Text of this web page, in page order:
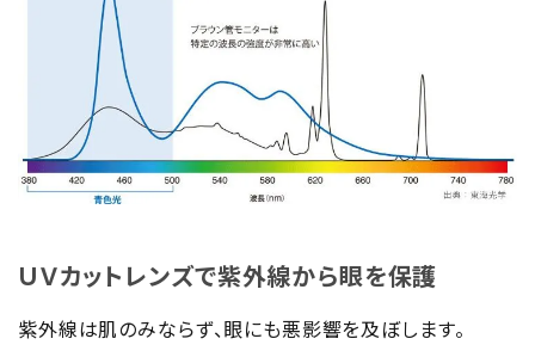
ＵＶカットレンズで紫外線から眼を保護
紫外線は肌のみならず、眼にも悪影響を及ぼします。